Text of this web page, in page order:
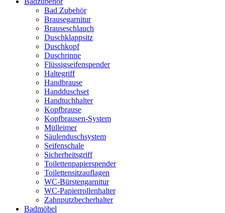
Bad Zubehör
Brausegarnitur
Brauseschlauch
Duschklappsitz
Duschkopf
Duschrinne
Flüssigseifenspender
Haltegriff
Handbrause
Handduschset
Handtuchhalter
Kopfbrause
Kopfbrausen-System
Mülleimer
Säulenduschsystem
Seifenschale
Sicherheitsgriff
Toilettenpapierspender
Toilettensitzauflagen
WC-Bürstengarnitur
WC-Papierrollenhalter
Zahnputzbecherhalter
Badmöbel